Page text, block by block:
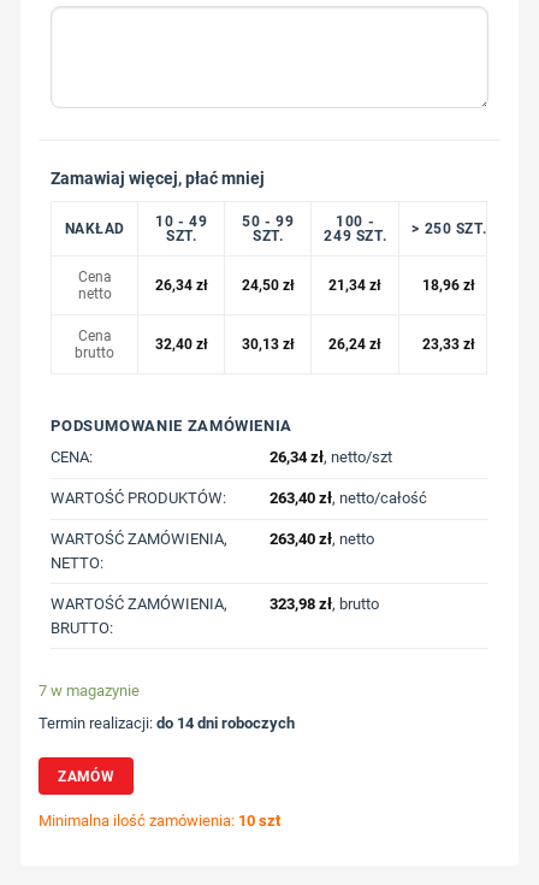
Zamawiaj więcej, płać mniej
NAKŁAD
10 - 49
SZT.
50 - 99
SZT.
100 -
249 SZT.
> 250 SZT.
Cena
netto
26,34 zł 24,50 zł 21,34zł 18,96zł
Cena
brutto
32,40 zł 30,13 zł 26,24zł 23,33zł
PODSUMOWANIE ZAMÓWIENIA
CENA:
26,34zł, netto/szt
WARTOŚĆ PRODUKTÓW: 263,40 zł, netto/całość
WARTOŚĆ ZAMÓWIENIA,
NETTO:
263,40 zł, netto
WARTOŚĆ ZAMÓWIENIA,
BRUTTO:
323,98 zł, brutto
7 w magazynie
Termin realizacji:do 14 dni roboczych
ZAMÓW
Minimalna ilość zamówienia: 10 szt